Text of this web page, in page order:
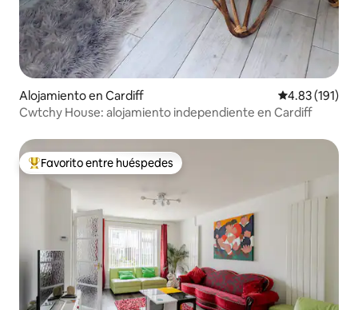
Alojamiento en Cardiff Calificación
4.83 (191)
Cwtchy House: alojamiento independiente en Cardiff
Favorito entre huéspedes preferido
Favorito entre huéspedes